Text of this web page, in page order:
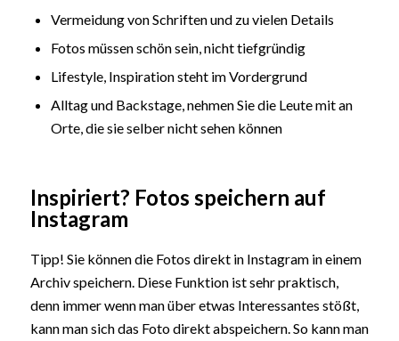
Vermeidung von Schriften und zu vielen Details
Fotos müssen schön sein, nicht tiefgründig
Lifestyle, Inspiration steht im Vordergrund
Alltag und Backstage, nehmen Sie die Leute mit an
Orte, die sie selber nicht sehen können
Inspiriert? Fotos speichern auf
Instagram
Tipp! Sie können die Fotos direkt in Instagram in einem
Archiv speichern. Diese Funktion ist sehr praktisch,
denn immer wenn man über etwas Interessantes stößt,
kann man sich das Foto direkt abspeichern. So kann man